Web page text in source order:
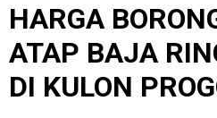
HARGA
ATAP BAJA
DI KULON